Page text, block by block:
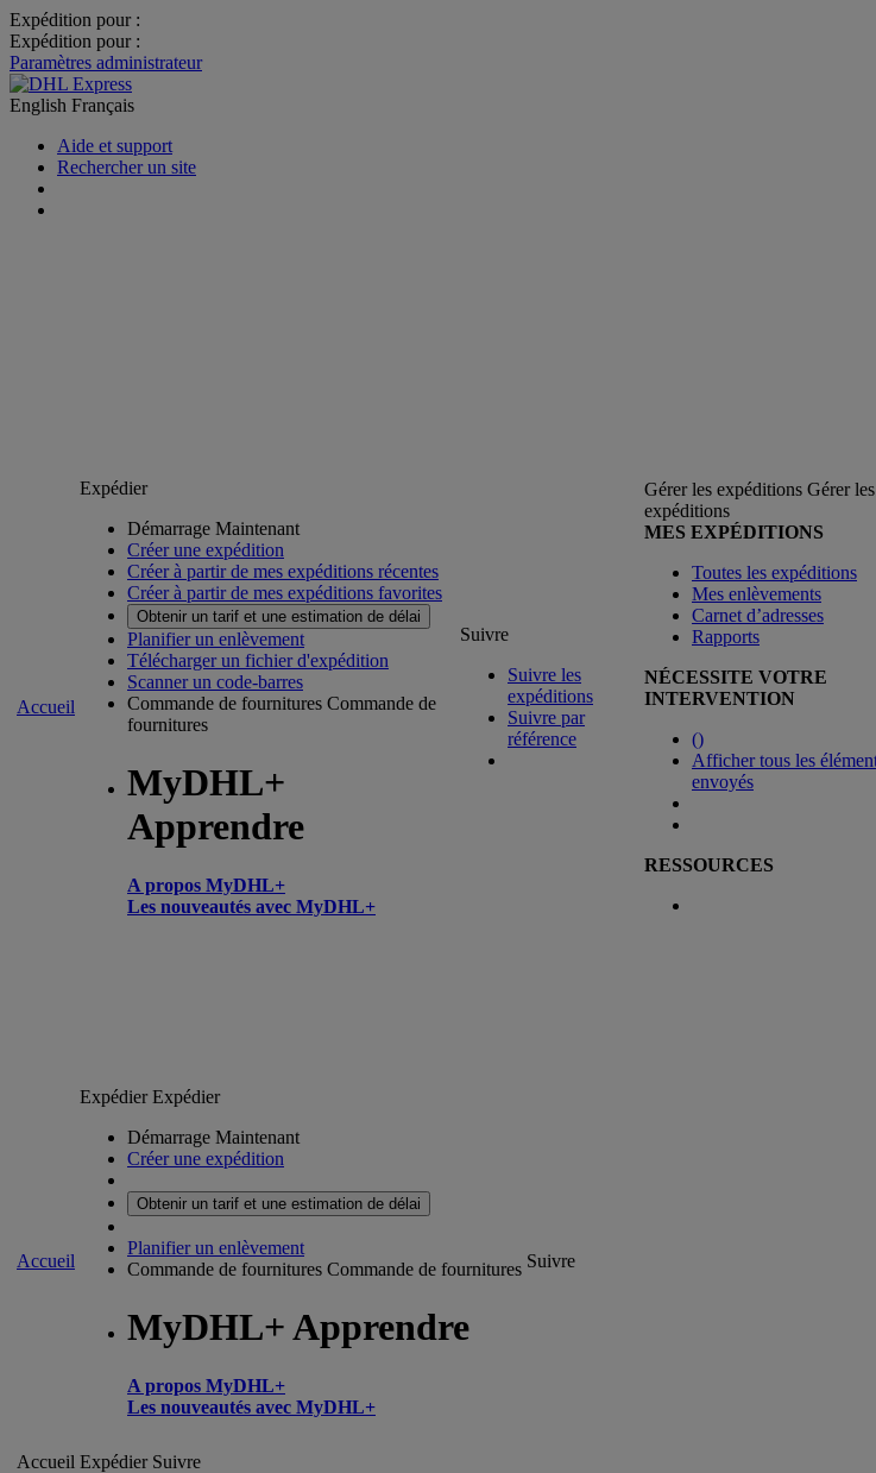
Expédition pour :
Expédition pour :
Paramètres administrateur
English Français
Aide et support
Rechercher un site
Accueil
Expédier
Démarrage Maintenant
Créer une expédition
Créer à partir de mes expéditions récentes
Créer à partir de mes expéditions favorites
Obtenir un tarif et une estimation de délai
Planifier un enlèvement
Télécharger un fichier d'expédition
Scanner un code-barres
Commande de fournitures Commande de
fournitures
MyDHL+
Apprendre
A propos MyDHL+
Les nouveautés avec MyDHL+
Suivre
Suivre les
expéditions
Suivre par
référence
Gérer les expéditions Gérer les
expéditions
MES EXPÉDITIONS
Toutes les expéditions
Mes enlèvements
Carnet d’adresses
Rapports
NÉCESSITE VOTRE
INTERVENTION
()
Afficher tous les
envoyés
RESSOURCES
Accueil
ExpédierExpédier
Démarrage Maintenant
Créer une expédition
Obtenir un tarif et une estimation de délai
Planifier un enlèvement
Commande de fournitures Commande de fournitures
MyDHL+ Apprendre
A propos MyDHL+
Les nouveautés avec MyDHL+
Suivre
Accueil Expédier Suivre